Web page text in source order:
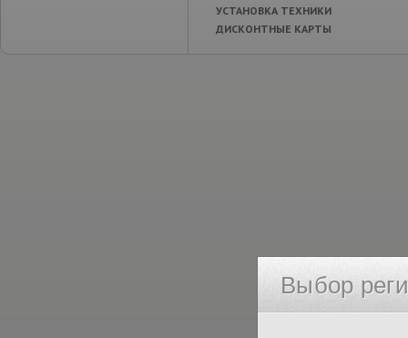
УСТАНОВКА ТЕХНИКИ
ДИСКОНТНЫЕ КАРТЫ
Выбор